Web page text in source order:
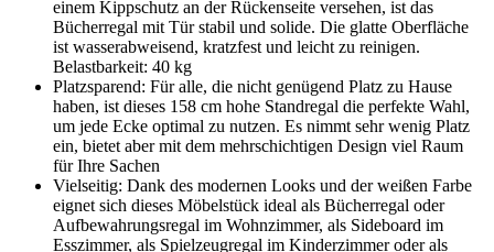
einem Kippschutz an der Rückenseite versehen, ist das
Bücherregal mit Tür stabil und solide. Die glatte Oberfläche
ist wasserabweisend, kratzfest und leicht zu reinigen.
Belastbarkeit: 40 kg
Platzsparend: Für alle, die nicht genügend Platz zu Hause
haben, ist dieses 158 cm hohe Standregal die perfekte Wahl,
um jede Ecke optimal zu nutzen. Es nimmt sehr wenig Platz
ein, bietet aber mit dem mehrschichtigen Design viel Raum
für Ihre Sachen
Vielseitig: Dank des modernen Looks und der weißen Farbe
eignet sich dieses Möbelstück ideal als Bücherregal oder
Aufbewahrungsregal im Wohnzimmer, als Sideboard im
Esszimmer, als Spielzeugregal im Kinderzimmer oder als